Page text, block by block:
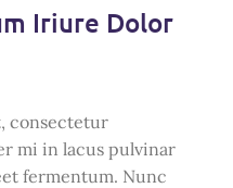
Iriure Dolor
consectetur
mi in lacus pulvinar
fermentum. Nunc